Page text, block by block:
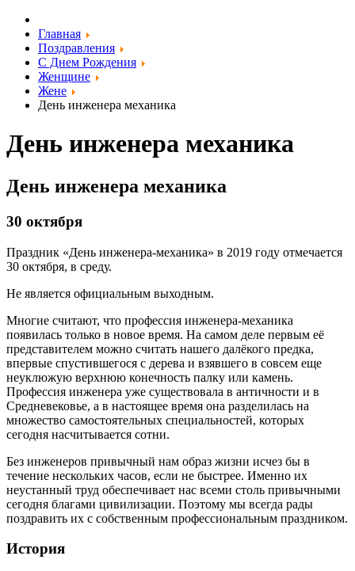
Главная
Поздравления
С Днем Рождения
Женщине
Жене
День инженера механика
День инженера механика
День инженера механика
30 октября
Праздник «День инженера-механика» в 2019 году отмечается
30 октября, в среду.
Не является официальным выходным.
Многие считают, что профессия инженера-механика
появилась только в новое время. На самом деле первым её
представителем можно считать нашего далёкого предка,
впервые спустившегося с дерева и взявшего в совсем еще
неуклюжую верхнюю конечность палку или камень.
Профессия инженера уже существовала в античности и в
Средневековье, а в настоящее время она разделилась на
множество самостоятельных специальностей, которых
сегодня насчитывается сотни.
Без инженеров привычный нам образ жизни исчез бы в
течение нескольких часов, если не быстрее. Именно их
неустанный труд обеспечивает нас всеми столь привычными
сегодня благами цивилизации. Поэтому мы всегда рады
поздравить их с собственным профессиональным праздником.
История